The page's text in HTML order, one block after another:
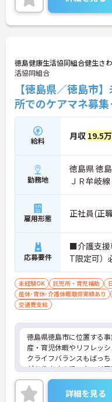
徳島健康生活協同組合健生さ
活協同組合
【徳島県／徳島市
所でのケアマネ募
給料 月収 19.5
勤務地
徳島県 徳
ＪＲ牟岐
雇用形態 正社員(正
応募要件
■介護支援
T限定可）
未経験OK 託児所・育児補助
産休･育休･介護休暇取得実績あり
交通費支給
徳島県徳島市に位置する
産・育児休暇やリフレッ
クライフバランスもばっ
がありますので、キャリ
興味のある方には、面接
詳細をご案内しますのでお
詳細を見る